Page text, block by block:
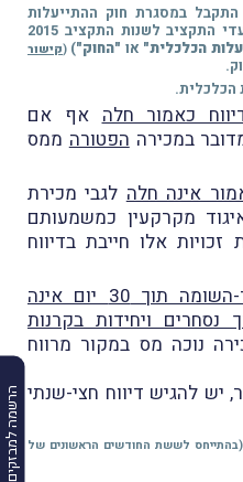
הרשמה למבזקים
הכנסה התקבל במסגרת חוק ההתייעלות
הכלכלית (תיקוני חקיקה להשגת יעדי התקציב לשנות התקציב 2015
הכלכלית" או "החוק")
(קישור
כאמור חלה אף אם
במכירה הפטורה ממס
אינה חלה לגבי מכירת
מקרקעין כמשמעותם
אלו חייבת בדיווח
חובת הדיווח לפקיד-השומה תוך 30 יום אינה
נסחרים ויחידות בקרנות
נוכה מס במקור מרווח
להגיש דיווח חצי-שנתי
(בהתייחס לששת החודשים הראשונים של